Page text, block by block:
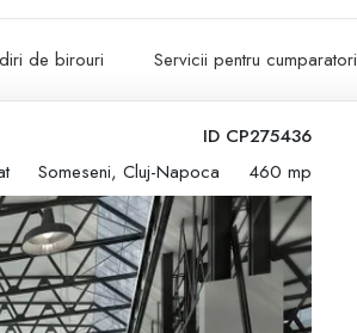
de birouri Servicii pentru cumparatori
ID CP275436
Someseni, Cluj-Napoca 460 mp